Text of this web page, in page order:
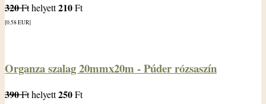
320Fthelyett210Ft
[0.58EUR]
Organza szalag 20mmx20m - Púder rózsaszín
390Fthelyett250Ft